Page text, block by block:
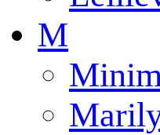
M